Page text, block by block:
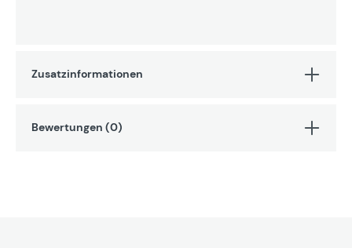
Zusatzinformationen
Bewertungen (0)